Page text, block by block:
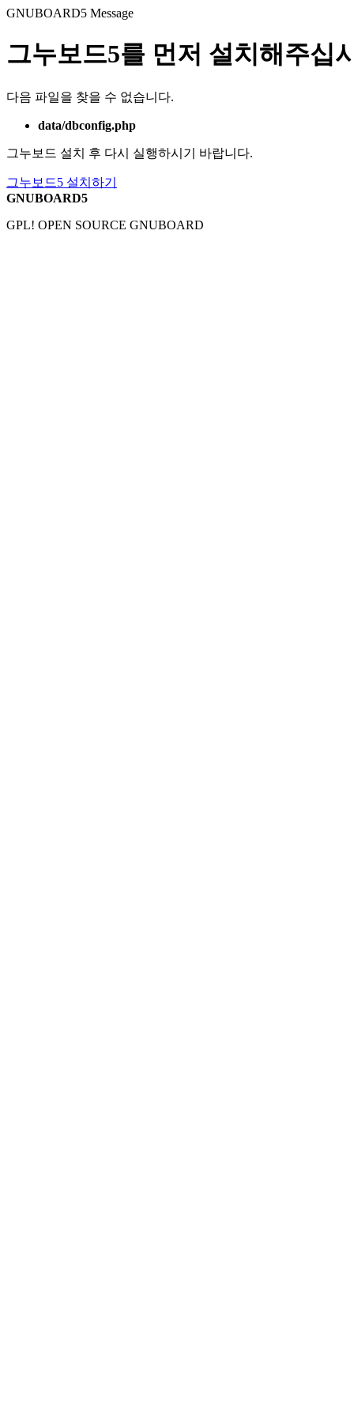
GNUBOARD5 Message
그누보드5를 먼저 설치해주십
다음 파일을 찾을 수 없습니다.
data/dbconfig.php
그누보드 설치 후 다시 실행하시기 바랍니다.
그누보드5 설치하기
GNUBOARD5
GPL! OPEN SOURCE GNUBOARD